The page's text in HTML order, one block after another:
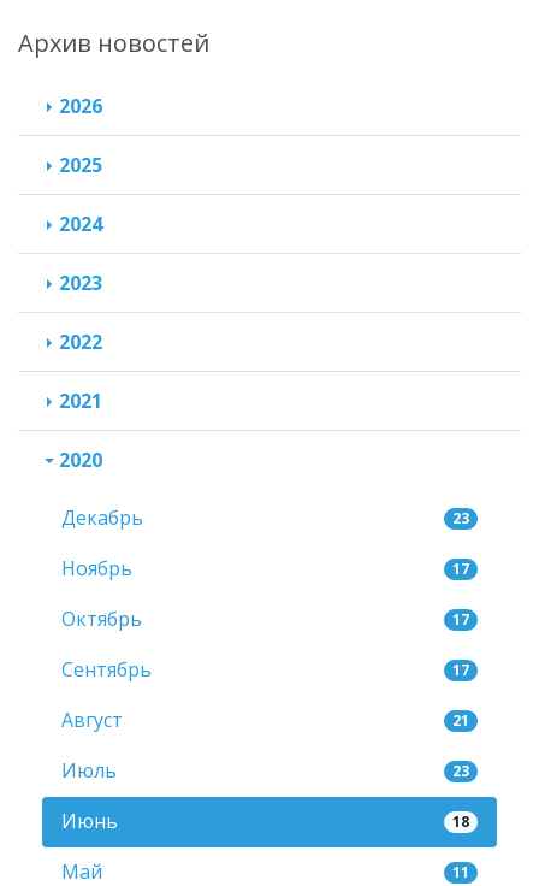
Архив новостей
2026
2025
2024
2023
2022
2021
2020
Декабрь 23
Ноябрь 17
Октябрь 17
Сентябрь 17
Август 21
Июль 23
Июнь 18
Май 11